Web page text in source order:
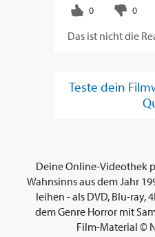
Das ist nicht die
Teste dein
Deine Online-Videothek
Wahnsinns aus dem Jahr
leihen - als DVD, Blu-ray,
dem Genre Horror mit
Film-Material ©